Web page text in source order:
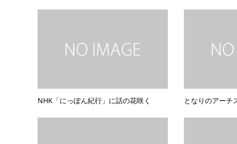
NHK「にっぽん紀行」に話の花咲く となりのアーチ